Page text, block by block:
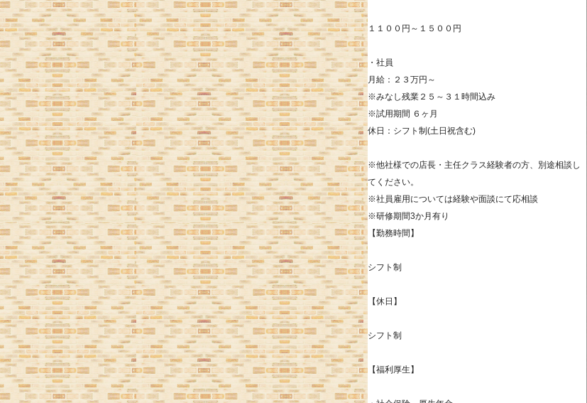
１１００円～１５００円
・社員
月給：２３万円～
※みなし残業２５～３１時間込み
※試用期間 ６ヶ月
休日：シフト制(土日祝含む)
※他社様での店長・主任クラス経験者の方、別途相談し
てください。
※社員雇用については経験や面談にて応相談
※研修期間3か月有り
【勤務時間】
シフト制
【休日】
シフト制
【福利厚生】